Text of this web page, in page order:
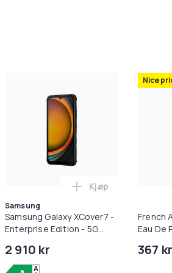
med mikrofon. - aktiv
med mikrofon - full størrelse -
Switch 2 i handlekurven
Samsung
Samsung Galaxy XCover7 -
Enterprise Edition - 5G
SIM - RAM 6 GB /
Internminne 128 GB -
2 910 kr
Legg Samsung
Kjøp
Nice
French
Eau De
367 kr